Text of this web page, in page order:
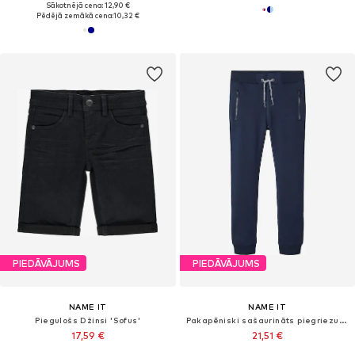
Sākotnējā cena: 12,90 €
Pēdējā zemākā cena:10,32 €
PIEDĀVĀJUMS
NAME IT
Piegulošs Džinsi 'Sofus'
17,59 €
PIEDĀVĀJUMS
NAME IT
Pakapēniski sašaurināts piegriezums Bikses 'Honk'
21,51 €